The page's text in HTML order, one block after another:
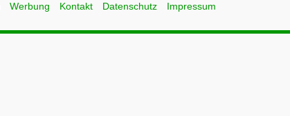
Werbung Kontakt Datenschutz Impressum